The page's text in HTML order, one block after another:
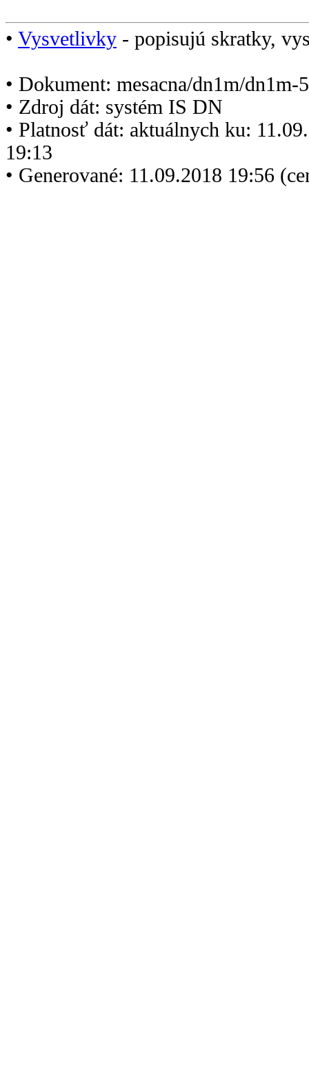
• Vysvetlivky - popisujú skratky,
• Dokument: mesacna/dn1m/dn1m-
• Zdroj dát: systém IS DN
• Platnosť dát: aktuálnych ku:
19:13
• Generované: 11.09.2018 19:56